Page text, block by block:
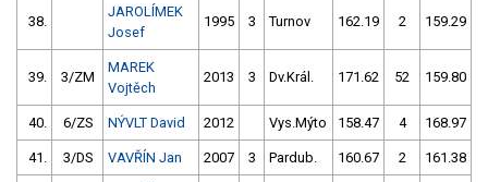
38.
JAROLÍMEK
Josef
1995 3 Turnov 162.19 2 159.29
39. 3/ZM
MAREK
Vojtěch
2013 3 Dv.Král. 171.62 52 159.80
40. 6/ZS NÝVLT David 2012 Vys.Mýto 158.47 4 168.97
41. 3/DS VAVŘÍN Jan 2007 3 Pardub. 160.67 2 161.38